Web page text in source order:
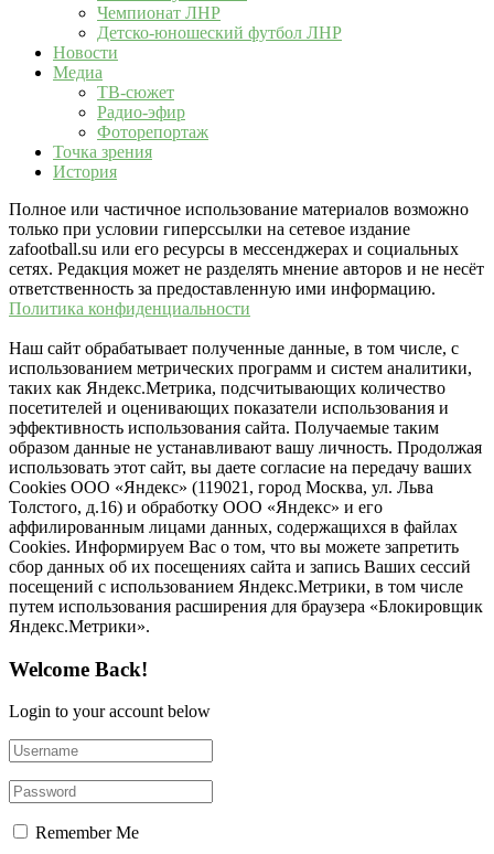
Чемпионат ЛНР
Детско-юношеский футбол ЛНР
Новости
Медиа
ТВ-сюжет
Радио-эфир
Фоторепортаж
Точка зрения
История
Полное или частичное использование материалов возможно
только при условии гиперссылки на сетевое издание
zafootball.su или его ресурсы в мессенджерах и социальных
сетях. Редакция может не разделять мнение авторов и не несёт
ответственность за предоставленную ими информацию.
Политика конфиденциальности
Наш сайт обрабатывает полученные данные, в том числе, с
использованием метрических программ и систем аналитики,
таких как Яндекс.Метрика, подсчитывающих количество
посетителей и оценивающих показатели использования и
эффективность использования сайта. Получаемые таким
образом данные не устанавливают вашу личность. Продолжая
использовать этот сайт, вы даете согласие на передачу ваших
Cookies ООО «Яндекс» (119021, город Москва, ул. Льва
Толстого, д.16) и обработку ООО «Яндекс» и его
аффилированным лицами данных, содержащихся в файлах
Cookies. Информируем Вас о том, что вы можете запретить
сбор данных об их посещениях сайта и запись Ваших сессий
посещений с использованием Яндекс.Метрики, в том числе
путем использования расширения для браузера «Блокировщик
Яндекс.Метрики».
Welcome Back!
Login to your account below
Remember Me